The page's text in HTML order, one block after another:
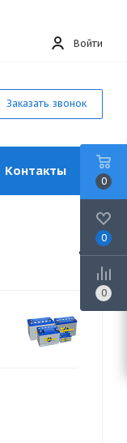
Войти
Заказать звонок
Контакты
0
0
0